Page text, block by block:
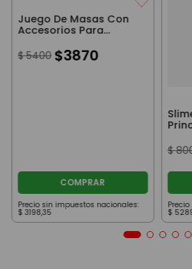
Juego De Masas Con
Accesorios Para
$ 5400 $3870
COMPRAR
Precio sin impuestos nacionales:
$ 3198,35
$
$